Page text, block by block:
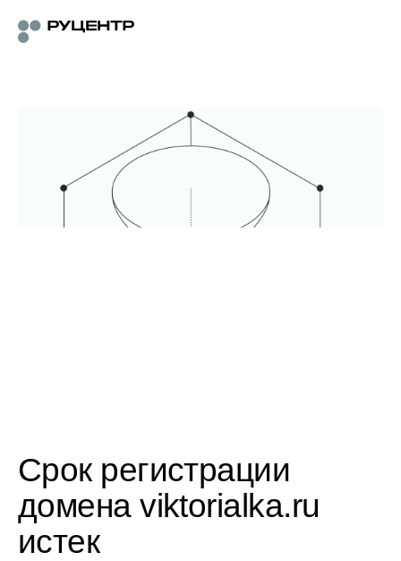
Срок регистрации
домена viktorialka.ru
истек